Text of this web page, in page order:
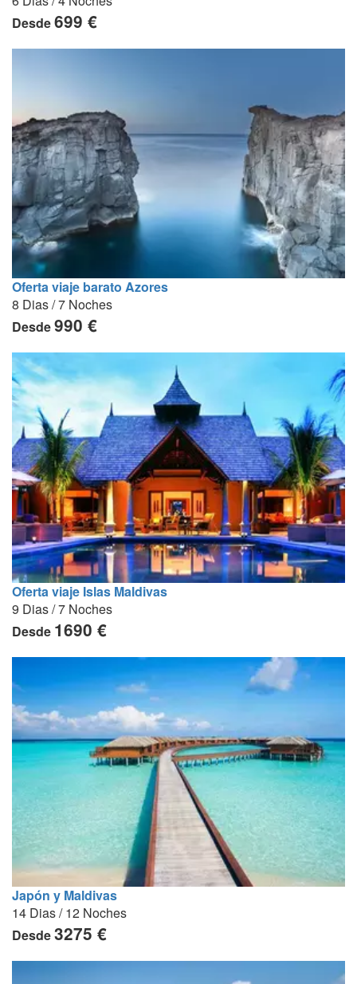
Desde699 €
Oferta viaje barato Azores
8 Dias / 7 Noches
Desde990 €
Oferta viaje Islas Maldivas
9 Dias / 7 Noches
Desde 1690 €
Japón y Maldivas
14 Dias / 12 Noches
Desde3275 €